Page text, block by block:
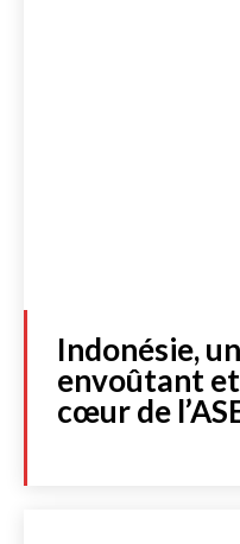
Indonésie,
envoûtant
cœur de